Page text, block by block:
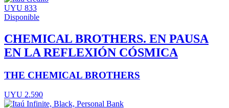
UYU 833
Disponible
CHEMICAL BROTHERS. EN PAUSA
EN LA REFLEXIÓN CÓSMICA
THE CHEMICAL BROTHERS
UYU 2.590